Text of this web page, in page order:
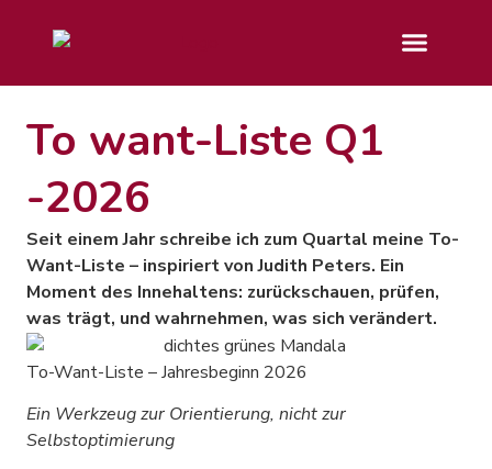
To want-Liste Q1
-2026
Seit einem Jahr schreibe ich zum Quartal meine To-
Want-Liste – inspiriert von Judith Peters. Ein
Moment des Innehaltens: zurückschauen, prüfen,
was trägt, und wahrnehmen, was sich verändert.
To-Want-Liste – Jahresbeginn 2026
Ein Werkzeug zur Orientierung, nicht zur
Selbstoptimierung